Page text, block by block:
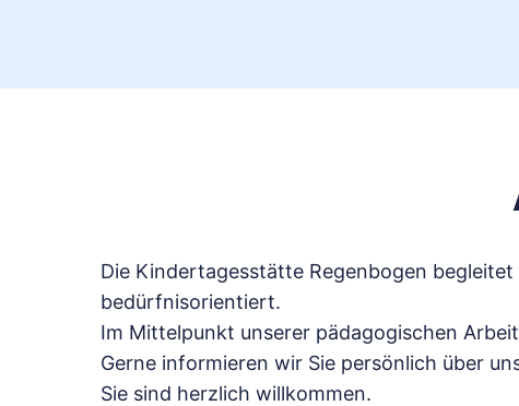
Die Kindertagesstätte Regenbogen
bedürfnisorientiert.
Im Mittelpunkt unserer pädagogischen
Gerne informieren wir Sie persönlich über
Sie sind herzlich willkommen.